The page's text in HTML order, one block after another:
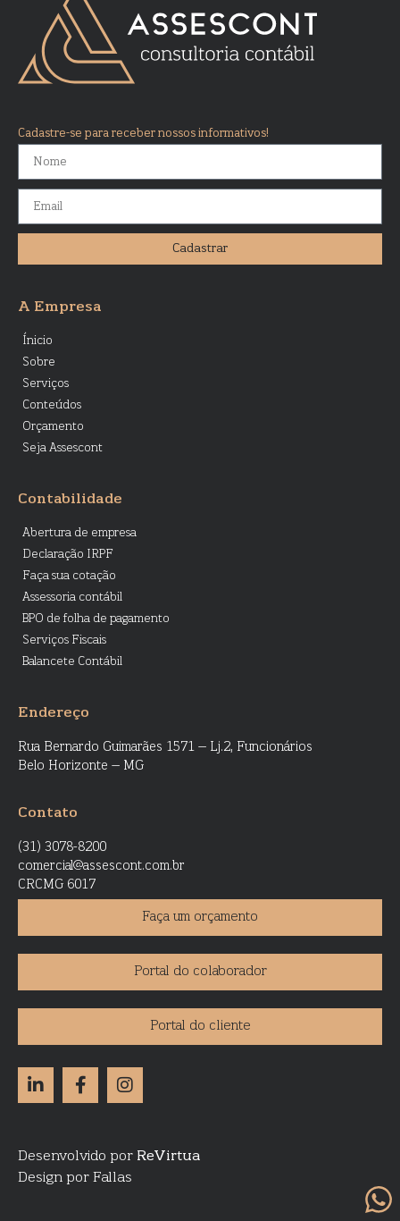
Cadastre-se para receber nossos informativos!
Cadastrar
A Empresa
Ínicio
Sobre
Serviços
Conteúdos
Orçamento
Seja Assescont
Contabilidade
Abertura de empresa
Declaração IRPF
Faça sua cotação
Assessoria contábil
BPO de folha de pagamento
Serviços Fiscais
Balancete Contábil
Endereço
Rua Bernardo Guimarães 1571 – Lj.2, Funcionários
Belo Horizonte – MG
Contato
(31) 3078-8200
comercial@assescont.com.br
CRCMG 6017
Faça um orçamento
Portal do colaborador
Portal do cliente
Desenvolvido por ReVirtua
Design por Fallas